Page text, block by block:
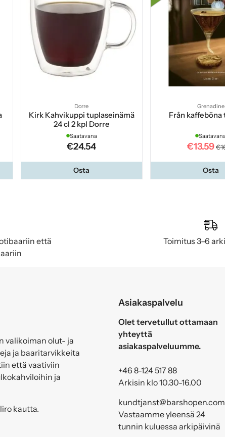
Dorre
Kirk Kahvikuppi tuplaseinämä
24 cl 2 kpl Dorre
Saatavana
€24.54
Osta
Grenadine
Från
Saatavana
€13.59
Osta
että
Toimitus 3–6
valikoiman olut- ja
ja baaritarvikkeita
että vaativiin
ja
kautta.
Asiakaspalvelu
Olet tervetullut ottamaan
yhteyttä
asiakaspalveluumme.
+46 8-124 517 88
Arkisin klo 10.30-16.00
kundtjanst@barshopen.com
Vastaamme yleensä 24
tunnin kuluessa arkipäivinä